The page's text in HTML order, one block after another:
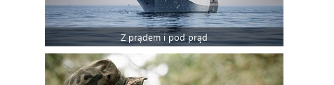
Z prądem i pod prąd